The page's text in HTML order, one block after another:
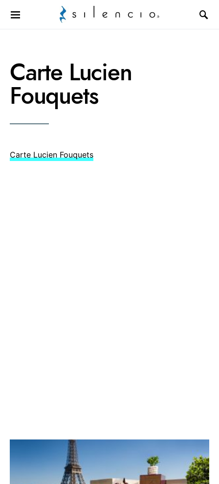
Search for:
Carte Lucien
Fouquets
Carte Lucien Fouquets